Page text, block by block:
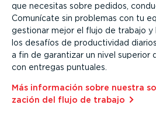
que necesitas sobre pedidos,
Comunícate sin problemas con tu
gestionar mejor el flujo de trabajo
los desafíos de produc­ti­vidad
a fin de garantizar un nivel superior
con entregas puntuales.
Más información sobre nuestra
zación del flujo de trabajo